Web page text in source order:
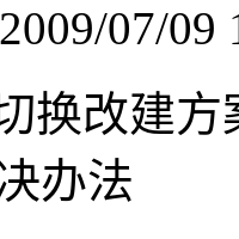
07/09
换改建
办法